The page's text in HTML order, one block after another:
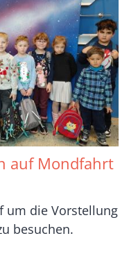
auf Mondfahrt
um die Vorstellung
besuchen.